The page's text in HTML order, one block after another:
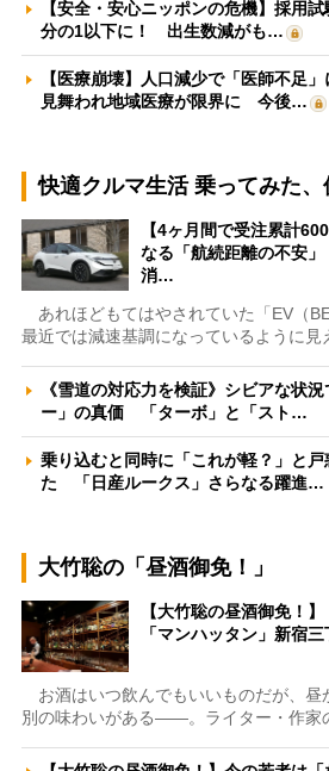
【安全・安心ニッポンの危機】採用
分の1以下に！ 出生数減がも…
【医療崩壊】人口減少で「医師不足
見舞われ地域医療が限界に 今後…
快適クルマ生活 乗ってみた、
【4ヶ月間で受注累計
なる「航続距離の不安
消…
あれほどもてはやされていた「EV（
最近では減速基調になっているように
《雪道の対応力を検証》シビアな状
ー」の真価 「ターボ」と「スト…
乗り込むと同時に「これが軽？」と
た 「日産ルークス」さらなる躍進…
大竹聡の「昼酒御免！」
【大竹聡の昼酒御免！
「マンハッタン」新宿
お酒はいつ飲んでもいいものだが、昼
別の味わいがある――。ライター・作家